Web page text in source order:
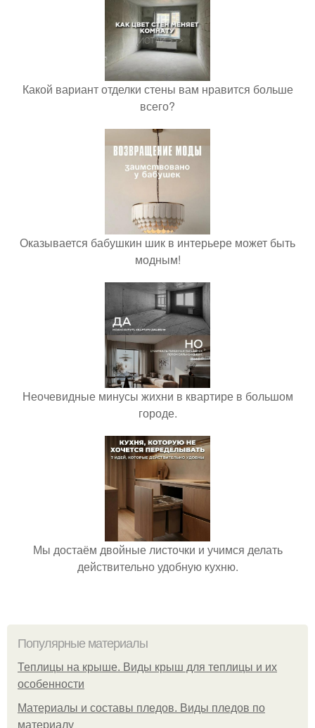
Какой вариант отделки стены вам нравится больше
всего?
Оказывается бабушкин шик в интерьере может быть
модным!
Неочевидные минусы жихни в квартире в большом
городе.
Мы достаём двойные листочки и учимся делать
действительно удобную кухню.
Популярные материалы
Теплицы на крыше. Виды крыш для теплицы и их
особенности
Материалы и составы пледов. Виды пледов по
материалу